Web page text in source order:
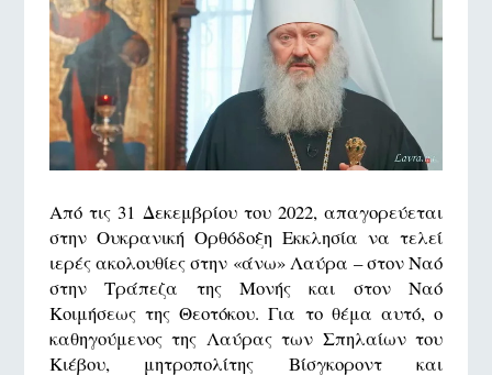
Από τις 31 Δεκεμβρίου του 2022, απαγορεύεται
στην Ουκρανική Ορθόδοξη Εκκλησία να τελεί
ιερές ακολουθίες στην «άνω» Λαύρα – στον Ναό
στην Τράπεζα της Μονής και στον Ναό
Κοιμήσεως της Θεοτόκου. Για το θέμα αυτό, ο
καθηγούμενος της Λαύρας των Σπηλαίων του
Κιέβου, μητροπολίτης Βίσγκοροντ και